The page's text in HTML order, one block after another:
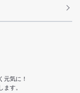
元気に！
す。